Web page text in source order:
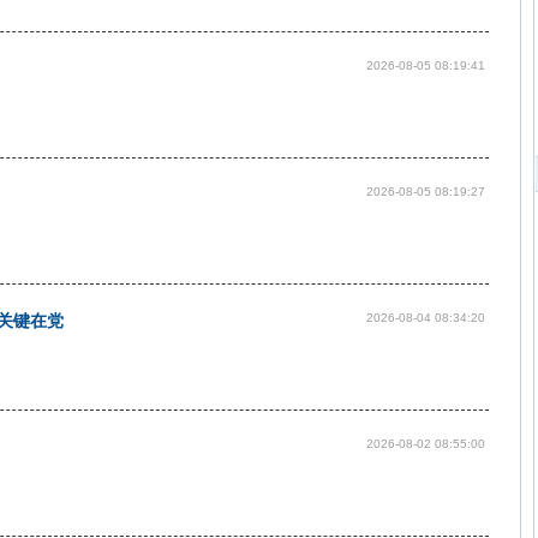
2026-08-05 08:19:41
2026-08-05 08:19:27
2026-08-04 08:34:20
键在党
2026-08-02 08:55:00